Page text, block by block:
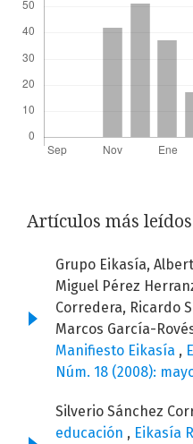
Artículos más
Grupo Eikasía,
Miguel Pérez
Corredera, Ricardo
Marcos García-
Manifiesto Eikasía ,
Núm. 18 (2008):
Silverio Sánchez
educación , Eikasía